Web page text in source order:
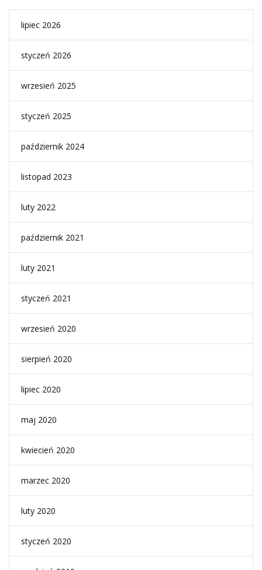
lipiec 2026
styczeń 2026
wrzesień 2025
styczeń 2025
październik 2024
listopad 2023
luty 2022
październik 2021
luty 2021
styczeń 2021
wrzesień 2020
sierpień 2020
lipiec 2020
maj 2020
kwiecień 2020
marzec 2020
luty 2020
styczeń 2020